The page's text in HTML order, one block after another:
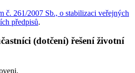
č. 261/2007 Sb., o stabilizaci veřejných
předpisů.
(dotčení) řešení životní